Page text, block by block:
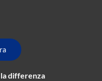
differenza